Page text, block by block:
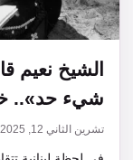
الشيخ نعيم
شيء حد»..
تشرين الثاني 12, 2025